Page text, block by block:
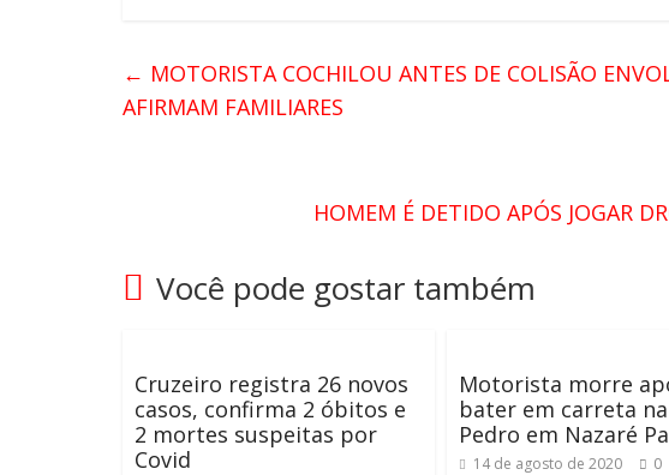
← MOTORISTA COCHILOU ANTES DE COLISÃO
AFIRMAM FAMILIARES
HOMEM É DETIDO APÓS JOGAR
Você pode gostar também
Cruzeiro registra 26 novos
casos, confirma 2 óbitos e
2 mortes suspeitas por
Covid
Motorista morre
bater em carreta
Pedro em Nazaré
14 de agosto de 2020 0